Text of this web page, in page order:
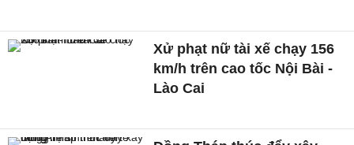
Xử phạt nữ tài xế chạy 156
km/h trên cao tốc Nội Bài -
Lào Cai